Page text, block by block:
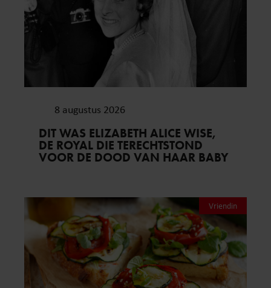
8 augustus 2026
DIT WAS ELIZABETH ALICE WISE,
DE ROYAL DIE TERECHTSTOND
VOOR DE DOOD VAN HAAR BABY
Vriendin